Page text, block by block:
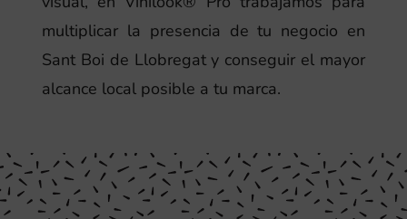
multiplicar la presencia de tu negocio en
Sant Boi de Llobregat y conseguir el mayor
alcance local posible a tu marca.